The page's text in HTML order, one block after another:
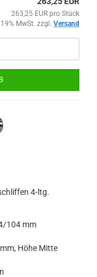
263,25 EUR pro Stück
MwSt. zzgl. Versand
4-ltg.
104 mm
Höhe Mitte